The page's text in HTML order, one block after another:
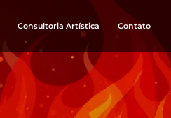
Consultoria Artística Contato